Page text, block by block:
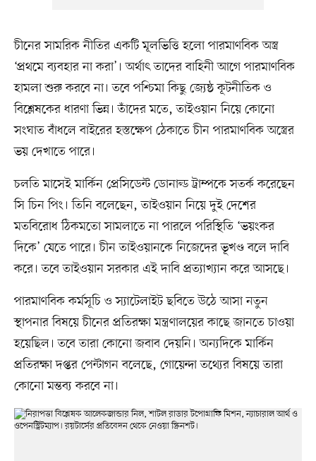
চীনের সামরিক নীতির একটি মূলভিত্তি হলো পারমাণবিক অস্ত্র
‘প্রথমে ব্যবহার না করা’। অর্থাৎ তাদের বাহিনী আগে পারমাণবিক
হামলা শুরু করবে না। তবে পশ্চিমা কিছু জ্যেষ্ঠ কূটনীতিক ও
বিশ্লেষকের ধারণা ভিন্ন। তাঁদের মতে, তাইওয়ান নিয়ে কোনো
সংঘাত বাঁধলে বাইরের হস্তক্ষেপ ঠেকাতে চীন পারমাণবিক অস্ত্রের
ভয় দেখাতে পারে।
চলতি মাসেই মার্কিন প্রেসিডেন্ট ডোনাল্ড ট্রাম্পকে সতর্ক করেছেন
সি চিন পিং। তিনি বলেছেন, তাইওয়ান নিয়ে দুই দেশের
মতবিরোধ ঠিকমতো সামলাতে না পারলে পরিস্থিতি ‘ভয়ংকর
দিকে’ যেতে পারে। চীন তাইওয়ানকে নিজেদের ভূখণ্ড বলে দাবি
করে। তবে তাইওয়ান সরকার এই দাবি প্রত্যাখ্যান করে আসছে।
পারমাণবিক কর্মসূচি ও স্যাটেলাইট ছবিতে উঠে আসা নতুন
স্থাপনার বিষয়ে চীনের প্রতিরক্ষা মন্ত্রণালয়ের কাছে জানতে চাওয়া
হয়েছিল। তবে তারা কোনো জবাব দেয়নি। অন্যদিকে মার্কিন
প্রতিরক্ষা দপ্তর পেন্টাগন বলেছে, গোয়েন্দা তথ্যের বিষয়ে তারা
কোনো মন্তব্য করবে না।